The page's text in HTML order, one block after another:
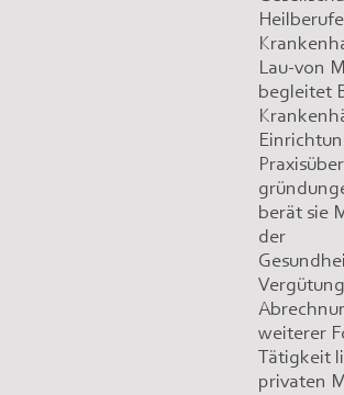
Lau-von
begleitet
berät sie
der
weiterer
Tätigkeit
privaten